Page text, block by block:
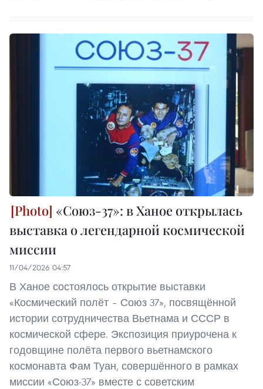
«Союз-37»: в Ханое открылась
выставка о легендарной космической
миссии
11/04/2026 04:57
В Ханое состоялось открытие выставки
«Космический полёт – Союз 37», посвящённой
истории сотрудничества Вьетнама и СССР в
космической сфере. Экспозиция приурочена к
годовщине полёта первого вьетнамского
космонавта Фам Туан, совершённого в рамках
миссии «Союз-37» вместе с советским